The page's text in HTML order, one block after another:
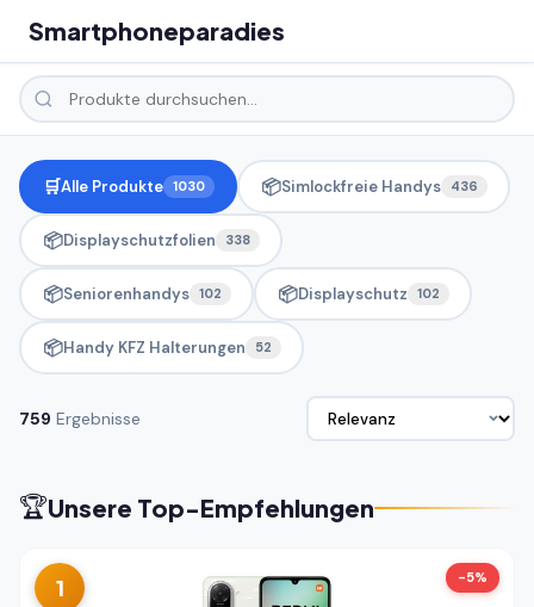
Smartphoneparadies
🛒Alle Produkte 1030 📦Simlockfreie Handys 436
📦Displayschutzfolien 338
📦Seniorenhandys 102 📦Displayschutz 102
📦Handy KFZ Halterungen 52
759 Ergebnisse
🏆Unsere Top-Empfehlungen
1 -5%